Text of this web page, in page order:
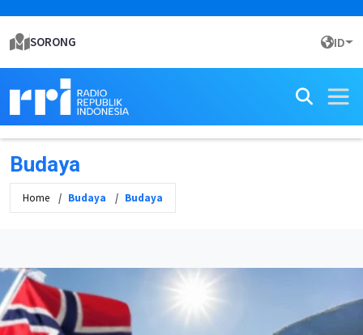
SORONG ID
Budaya
Home Budaya Budaya